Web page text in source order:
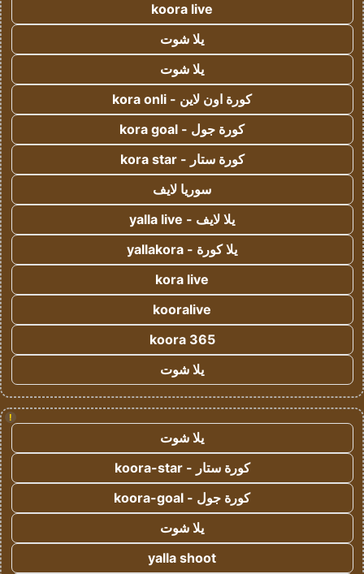
koora live
يلا شوت
يلا شوت
كورة اون لاين - kora onli
كورة جول - kora goal
كورة ستار - kora star
سوريا لايف
يلا لايف - yalla live
يلا كورة - yallakora
kora live
kooralive
koora 365
يلا شوت
!
يلا شوت
كورة ستار - koora-star
كورة جول - koora-goal
يلا شوت
yalla shoot